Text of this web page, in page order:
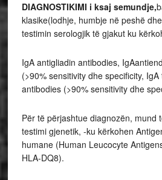
DIAGNOSTIKIMI i ksaj semundje,
klasike(lodhje, humbje në peshë
testimin serologjik të gjakut ku
IgA antigliadin antibodies,
(>90% sensitivity dhe specificity,
antibodies (>90% sensitivity dhe
Për të përjashtue diagnozën, mund
testimi gjenetik, -ku kërkohen
humane (Human Leucocyte
HLA-DQ8).